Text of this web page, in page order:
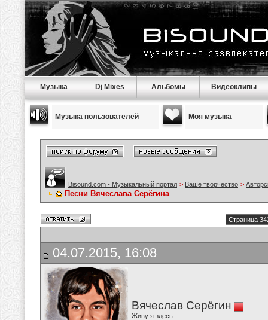
Музыка Dj Mixes Альбомы Видеоклипы
Музыка пользователей Моя музыка
Bisound.com - Музыкальный портал > Ваше творчество >
Песни Вячеслава Серёгина
Страница
04.07.2015, 16:08
Вячеслав Серёгин
Живу я здесь